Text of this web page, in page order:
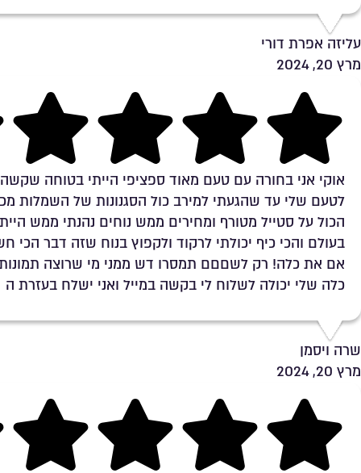
עליזה אפרת דורי
מרץ 20, 2024
Rating 5 out of 5
אוקי אני בחורה עם טעם מאוד ספציפי הייתי בטוחה
לטעם שלי עד שהגעתי למירב כול הסגנונות של השמלות
הכול על סטייל מטורף ומחירים ממש נוחים נהנתי ממש
בעולם והכי כיף יכולתי לרקוד ולקפוץ בנוח שזה דבר הכי
אם את כלה! רק לשםםם תמסרו דש ממני מי שרוצה
כלה שלי יכולה לשלוח לי בקשה במייל ואני ישלח בעזרת ה
שרה ויסמן
מרץ 20, 2024
Rating 5 out of 5